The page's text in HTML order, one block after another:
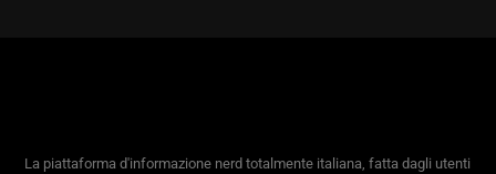
La piattaforma d'informazione nerd totalmente italiana, fatta dagli utenti